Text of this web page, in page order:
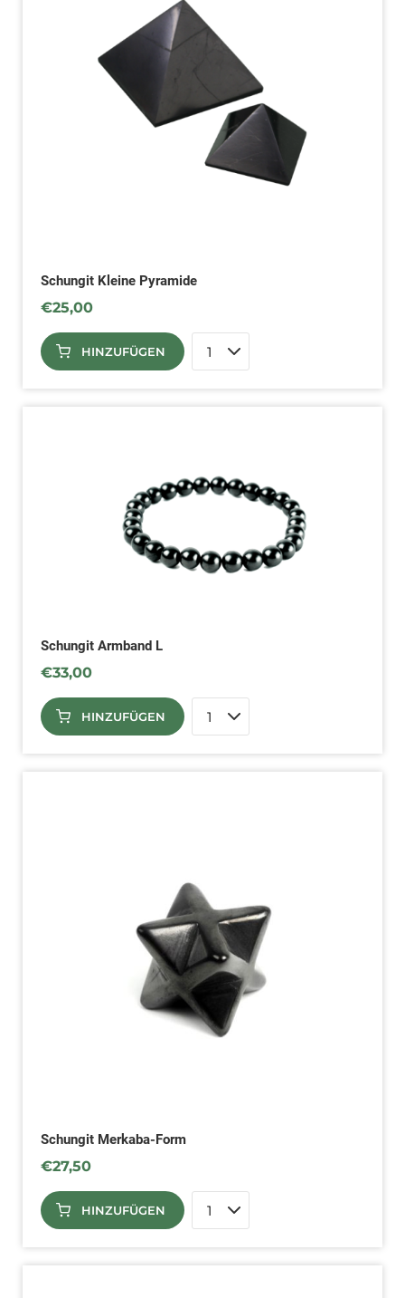
Schungit Kleine Pyramide
€25,00
HINZUFÜGEN
Schungit Armband L
€33,00
HINZUFÜGEN
Schungit Merkaba-Form
€27,50
HINZUFÜGEN